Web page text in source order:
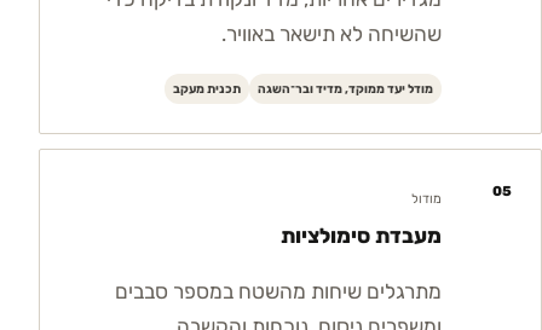
שהשיחה לא תישאר באוויר.
מודל יעד ממוקד, מדיד ובר־השגה תכנית מעקב
05 מודול
מעבדת סימולציות
מתרגלים שיחות מהשטח במספר סבבים